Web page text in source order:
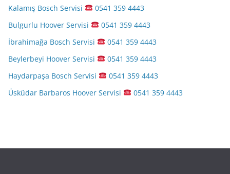
Kalamış Bosch Servisi
0541 359 4443
Bulgurlu Hoover Servisi
0541 359 4443
İbrahimağa Bosch Servisi
0541 359 4443
Beylerbeyi Hoover Servisi
0541 359 4443
Haydarpaşa Bosch Servisi
0541 359 4443
Üsküdar Barbaros Hoover Servisi
0541 359 4443